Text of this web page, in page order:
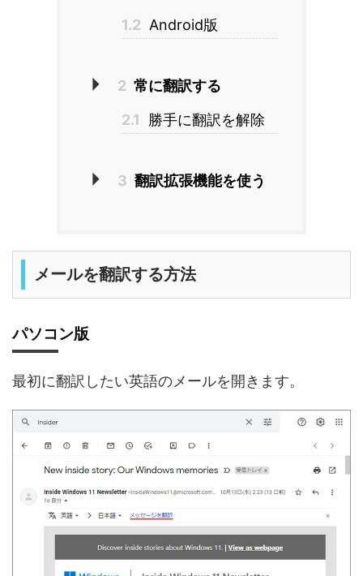
1.2 Android版
2 常に翻訳する
2.1
勝手に翻訳を解除
3 翻訳拡張機能を使う
メールを翻訳する方法
パソコン版
最初に翻訳したい英語のメールを開きます。